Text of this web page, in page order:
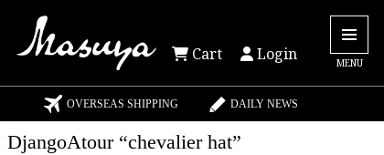
Cart Login MENU
OVERSEAS SHIPPING DAILY NEWS
DjangoAtour “chevalier hat”